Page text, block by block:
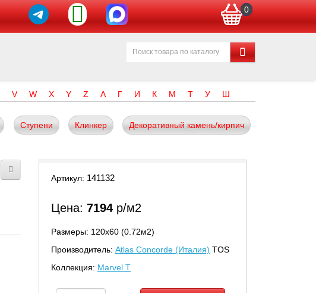
0
V W X Y Z А Г И К М Т У Ш
Ступени Клинкер Декоративный камень/кирпич
Артикул: 141132
Цена: 7194 р/м2
Размеры: 120х60 (0.72м2)
Производитель: Atlas Concorde (Италия) TOS
Коллекция: Marvel T